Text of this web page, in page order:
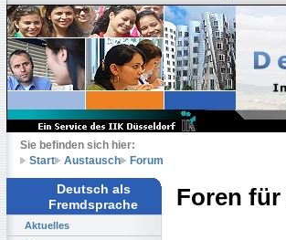
Sie befinden sich hier:
Start
Austausch Forum
Deutsch als
Fremdsprache
Aktuelles
Foren für